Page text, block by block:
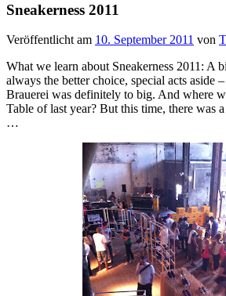
Sneakerness 2011
Veröffentlicht am 10. September 2011 von
What we learn about Sneakerness 2011: A
always the better choice, special acts aside
Brauerei was definitely to big. And where
Table of last year? But this time, there was
…